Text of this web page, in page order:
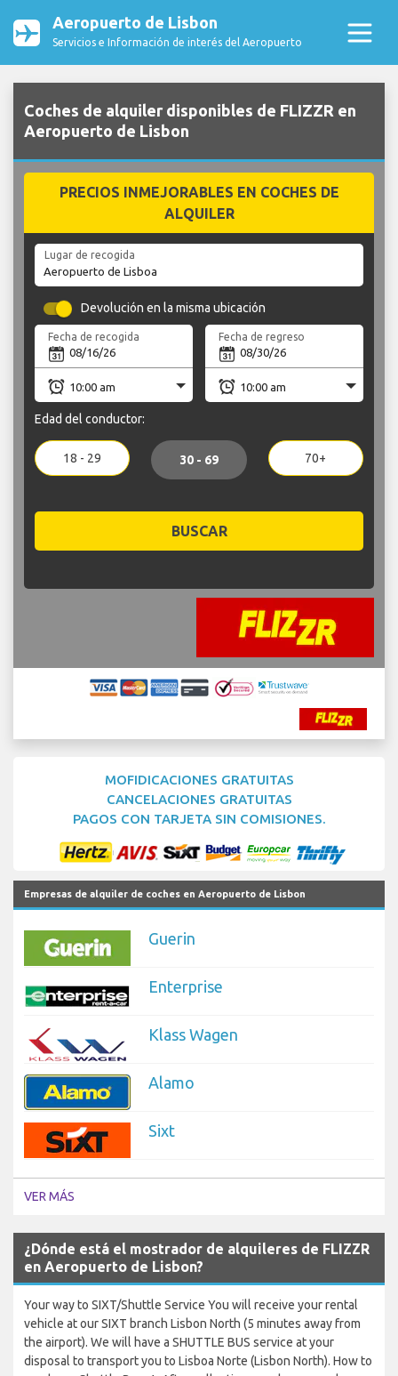
Aeropuerto de Lisbon
Servicios e Información de interés del Aeropuerto
Coches de alquiler disponibles de FLIZZR en
Aeropuerto de Lisbon
PRECIOS INMEJORABLES EN COCHES DE
ALQUILER
Lugar de recogida
Devolución en la misma ubicación
Fecha de recogida Fecha de regreso
Edad del conductor:
18 - 29 30 - 69 70+
BUSCAR
MOFIDICACIONES GRATUITAS
CANCELACIONES GRATUITAS
PAGOS CON TARJETA SIN COMISIONES.
Empresas de alquiler de coches en Aeropuerto de Lisbon
Guerin
Enterprise
Klass Wagen
Alamo
Sixt
VER MÁS
¿Dónde está el mostrador de alquileres de FLIZZR
en Aeropuerto de Lisbon?
Your way to SIXT/Shuttle Service You will receive your rental
vehicle at our SIXT branch Lisbon North (5 minutes away from
the airport). We will have a SHUTTLE BUS service at your
disposal to transport you to Lisboa Norte (Lisbon North). How to